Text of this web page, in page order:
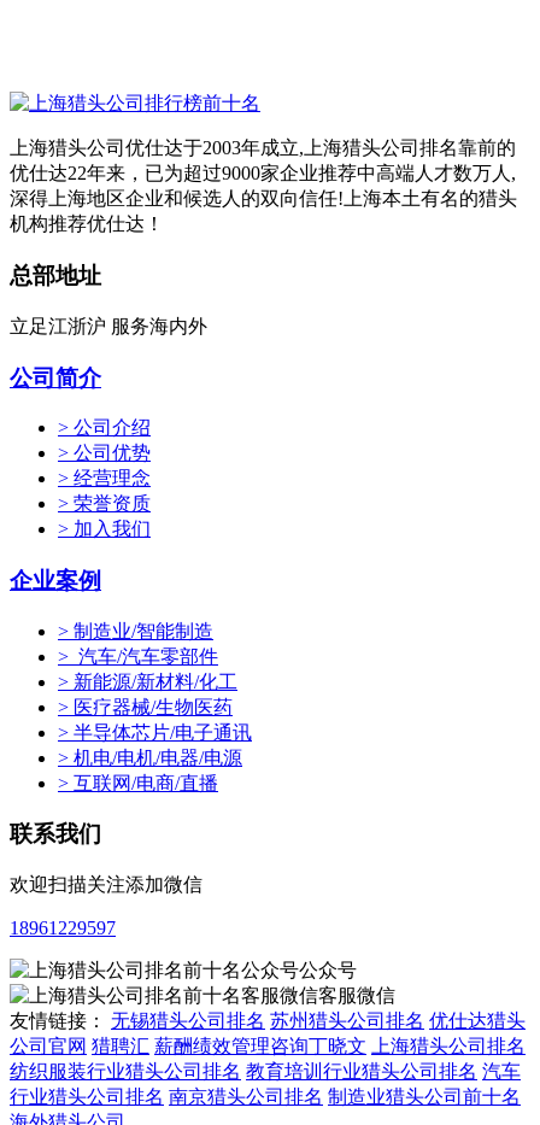
上海猎头公司优仕达于2003年成立,上海猎头公司排名靠前的
优仕达22年来，已为超过9000家企业推荐中高端人才数万人,
深得上海地区企业和候选人的双向信任!上海本土有名的猎头
机构推荐优仕达！
总部地址
立足江浙沪 服务海内外
公司简介
> 公司介绍
> 公司优势
> 经营理念
> 荣誉资质
> 加入我们
企业案例
> 制造业/智能制造
> 汽车/汽车零部件
> 新能源/新材料/化工
> 医疗器械/生物医药
> 半导体芯片/电子通讯
> 机电/电机/电器/电源
> 互联网/电商/直播
联系我们
欢迎扫描关注添加微信
18961229597
公众号
客服微信
友情链接： 无锡猎头公司排名 苏州猎头公司排名 优仕达猎头
公司官网 猎聘汇 薪酬绩效管理咨询丁晓文
上海猎头公司排名
纺织服装行业猎头公司排名 教育培训行业猎头公司排名 汽车
行业猎头公司排名 南京猎头公司排名 制造业猎头公司前十名